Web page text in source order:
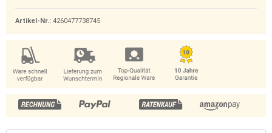
Artikel-Nr.: 4260477738745